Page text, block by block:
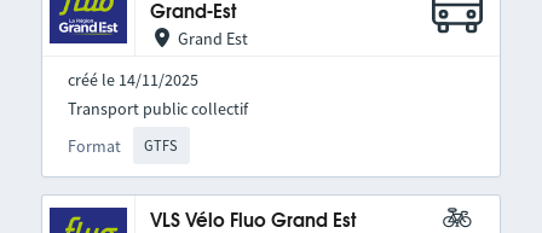
Grand-Est
Grand Est
créé le 14/11/2025
Format GTFS
Transport public collectif
VLS Vélo Fluo Grand Est